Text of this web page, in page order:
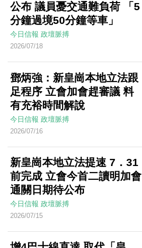
公布 議員憂交通難負荷 「5
分鐘過境50分鐘等車」
今日信報 政壇脈搏
2026/07/18
鄧炳強：新皇崗本地立法跟
足程序 立會加會趕審議 料
有充裕時間解說
今日信報 政壇脈搏
2026/07/16
新皇崗本地立法提速 7．31
前完成 立會今首二讀明加會
通關日期待公布
今日信報 政壇脈搏
2026/07/15